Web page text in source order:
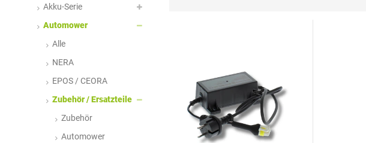
Akku-Serie
Automower
Alle
NERA
EPOS / CEORA
Zubehör / Ersatzteile
Zubehör
Automower